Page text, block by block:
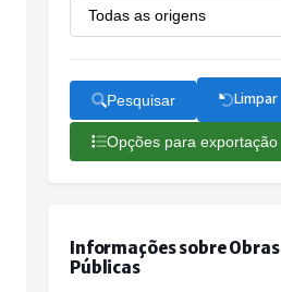
Pesquisar Limpar
Opções para exportação
Informações sobre Obras
Públicas